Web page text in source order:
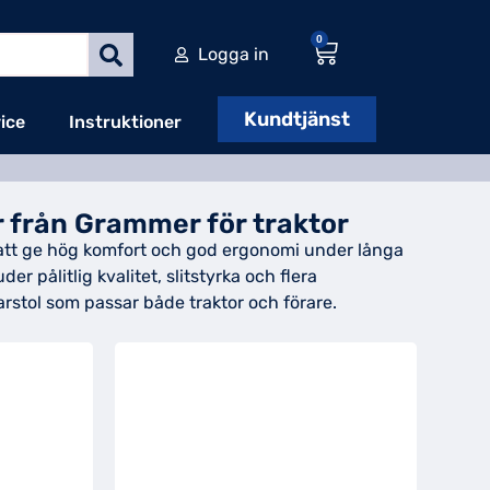
Logga in
0
Instruktioner Kundtjänst
Grammer för traktor
ge hög komfort och god ergonomi under långa
pålitlig kvalitet, slitstyrka och flera
som passar både traktor och förare.